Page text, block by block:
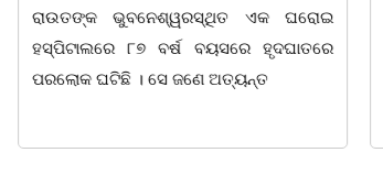
ରାଉତଙ୍କ ଭୁବନେଶ୍ୱରସ୍ଥିତ ଏକ ଘରୋଇ
ହସ୍ପିଟାଲରେ ୮୭ ବର୍ଷ ବୟସରେ ହୃଦଘାତରେ
ପରଲୋକ ଘଟିଛି । ସେ ଜଣେ ଅତ୍ୟନ୍ତ